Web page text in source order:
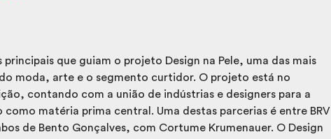
que guiam o projeto Design na Pele, uma das mais
moda, arte e o segmento curtidor. O projeto está no
contando com a união de indústrias e designers para a
matéria prima central. Uma destas parcerias é entre BRV
de Bento Gonçalves, com Cortume Krumenauer. O Design